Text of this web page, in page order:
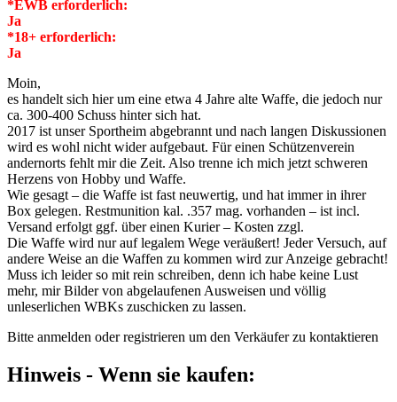
*EWB erforderlich:
Ja
*18+ erforderlich:
Ja
Moin,
es handelt sich hier um eine etwa 4 Jahre alte Waffe, die jedoch nur
ca. 300-400 Schuss hinter sich hat.
2017 ist unser Sportheim abgebrannt und nach langen Diskussionen
wird es wohl nicht wider aufgebaut. Für einen Schützenverein
andernorts fehlt mir die Zeit. Also trenne ich mich jetzt schweren
Herzens von Hobby und Waffe.
Wie gesagt – die Waffe ist fast neuwertig, und hat immer in ihrer
Box gelegen. Restmunition kal. .357 mag. vorhanden – ist incl.
Versand erfolgt ggf. über einen Kurier – Kosten zzgl.
Die Waffe wird nur auf legalem Wege veräußert! Jeder Versuch, auf
andere Weise an die Waffen zu kommen wird zur Anzeige gebracht!
Muss ich leider so mit rein schreiben, denn ich habe keine Lust
mehr, mir Bilder von abgelaufenen Ausweisen und völlig
unleserlichen WBKs zuschicken zu lassen.
Bitte anmelden oder registrieren um den Verkäufer zu kontaktieren
Hinweis - Wenn sie kaufen: